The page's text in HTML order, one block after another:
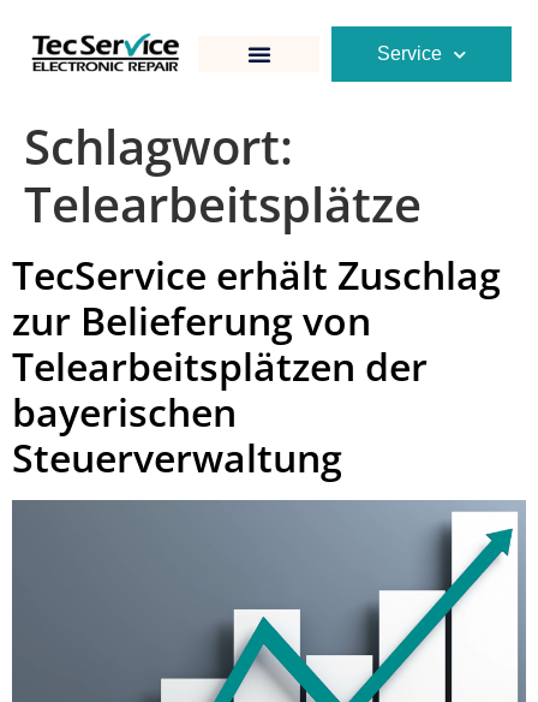
Service
Schlagwort:
Telearbeitsplätze
TecService erhält Zuschlag
zur Belieferung von
Telearbeitsplätzen der
bayerischen
Steuerverwaltung